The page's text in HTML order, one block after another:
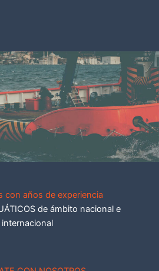
con años de experiencia
de ámbito nacional e
internacional